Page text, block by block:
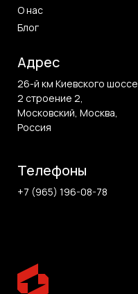
О нас
Блог
Адрес
26-й км Киевского шоссе
2 строение 2,
Московский, Москва,
Россия
Телефоны
+7 (965) 196-08-78